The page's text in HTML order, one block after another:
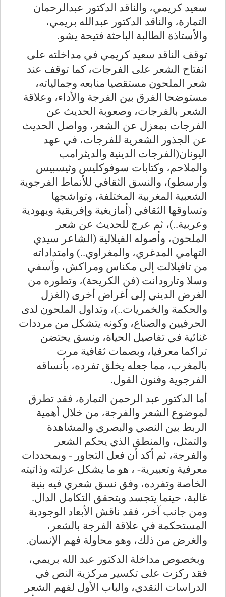
سعيد كريمي، والناقد الدكتور عبدالرحمان
التمارة، والناقد الدكتور عبدالله بريمي،
والأستاذة الطالبة الباحثة فتيحة يشو.
توقف الناقد سعيد كريمي في مداخلته على
انفتاح الشعر على الفرجات، كما توقف عند
شعر الملحون مستقصيا منابعه وجمالياته،
مستوضحا الفرق بين الفرجة والأداء، وعلاقة
الشعر بالفرجات، وصعوبة الحديث عن
الفرجات بمعزل عن الشعر، وواصل الحديث
عن الجذور الشعرية للفرجات، في عهد
اليونان(الفرجات الدينية والديثرامب
والملاحم، وكتابات سوفوكليس وثيسبيس
وأرسطو)، والنسق الثقافي للأنماط الفرجوية
الشعبية المغربية المختلفة، وتواشجها
وتساوقها الثقافي (أمازيغية وإفريقية ويهودية
وعربية..)، ثم عرج للحديث عن شعر
الملحون، وأصوله الفيلالية (الشاعر سيدي
التهامي المدغري، والمغراوي..) وامتداداته
من تافيلالت إلى مكناس ومراكش، وآسفي
وسلا وتارودانت (فن الكريحة)، وتطوره من
الغرض الديني إلى أغراض أخرى (الغزل
والحكمة والخمريات..)، وتداول الملحون لدى
الحرفيين والصناع، وكونه يتشكل من مرددات
غنائية في تفاصيل الحياة، ونسق يحتضن
تراكما معرفيا، وبصمات ثقافية مرت
بالمغرب، مما جعله يخلق تفرده، بأنساقه
الفرجوية وفنون القول.
أما الدكتور عبد الرحمن التمارة، فقد تطرق
لموضوع الشعر والفرجة، من خلال أهمية
الربط بين النصي والبصري والمشاهدة
والتمثل، والمنطق الذي يحكم الشعر
والفرجة، ثم أكد أن فعل التجاور - وبمحددات
معرفية وتعبيرية- ، هو ما يشكل عزلته وذاتيته
الخاصة وتفرده، وفق نسق شعري فيه بنية
غالبة، حينما يتجسد ويتحقق التكامل الدال.
ومن جانب آخر، فقد ناقش الأبعاد الوجودية
المستحكمة في علاقة الفرجة بالشعر،
والغرض من ذلك، وهو محاولة فهم الإنسان.
وبخصوص مداخلة الدكتور عبد الله بريمي،
فقد ركزت على تكسير مركزية النص في
الدراسات النقدي، والباب الأول لفهم الشعر